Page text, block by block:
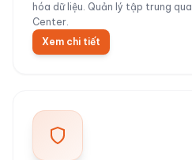
hóa dữ liệu. Quản lý tập trung
Center.
Xem chi tiết